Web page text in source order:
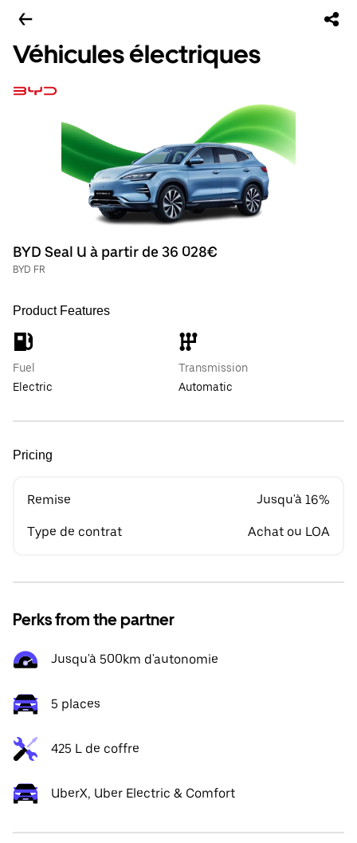
Véhicules électriques
BYD Seal U à partir de 36 028€
BYD FR
Product Features
Fuel
Electric
Transmission
Automatic
Pricing
Remise Jusqu'à 16%
Type de contrat Achat ou LOA
Perks from the partner
Jusqu'à 500km d'autonomie
5 places
425 L de coffre
UberX, Uber Electric & Comfort